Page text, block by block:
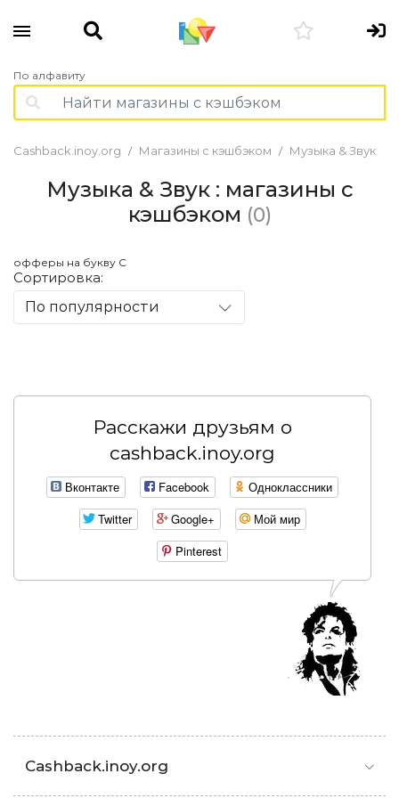
По алфавиту
Cashback.inoy.org Магазины с кэшбэком Музыка & Звук
Музыка & Звук : магазины с
кэшбэком (0)
офферы на букву С
Сортировка:
По популярности
Расскажи друзьям о
cashback.inoy.org
Вконтакте Facebook
Одноклассники
Twitter
Google+
Мой мир
Pinterest
Cashback.inoy.org